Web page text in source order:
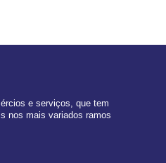
e serviços, que tem
nos mais variados ramos